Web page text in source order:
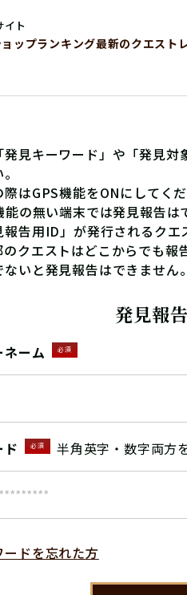
イト
ップランキング最新のクエスト
発見キーワード」や「発見対
はGPS機能をONにしてくだ
の無い端末では発見報告は
告用ID」が発行されるクエ
のクエストはどこからでも報
いと発見報告はできません。
発見報
ネーム 必須
ド 必須 半角英字・数字両方
ードを忘れた方